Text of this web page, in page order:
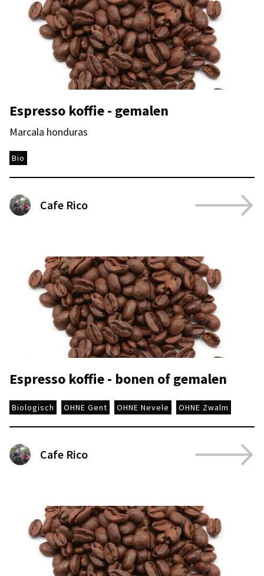
Espresso koffie - gemalen
Marcala honduras
Bio
Cafe Rico
Espresso koffie - bonen of gemalen
Biologisch OHNE Gent OHNE Nevele OHNE Zwalm
Cafe Rico